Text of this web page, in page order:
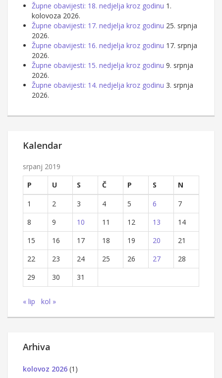
Župne obavijesti: 18. nedjelja kroz godinu 1.
kolovoza 2026.
Župne obavijesti: 17. nedjelja kroz godinu 25. srpnja
2026.
Župne obavijesti: 16. nedjelja kroz godinu 17. srpnja
2026.
Župne obavijesti: 15. nedjelja kroz godinu 9. srpnja
2026.
Župne obavijesti: 14. nedjelja kroz godinu 3. srpnja
2026.
Kalendar
srpanj 2019
P
U S Č P S
N
1
2 3 4 5 6
7
8
9 10 11 12 13
14
15
16 17 18 19 20
21
22
23 24 25 26 27
28
29
30 31
« lip kol »
Arhiva
kolovoz 2026 (1)